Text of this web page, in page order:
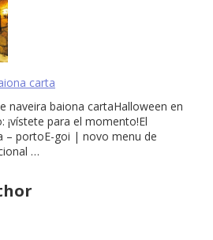
carta
naveira baiona cartaHalloween en
¡vístete para el momento!El
– portoE-goi | novo menu de
…